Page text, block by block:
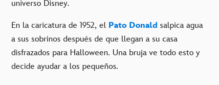
universo Disney.
En la caricatura de 1952, el Pato Donald salpica agua
a sus sobrinos después de que llegan a su casa
disfrazados para Halloween. Una bruja ve todo esto y
decide ayudar a los pequeños.